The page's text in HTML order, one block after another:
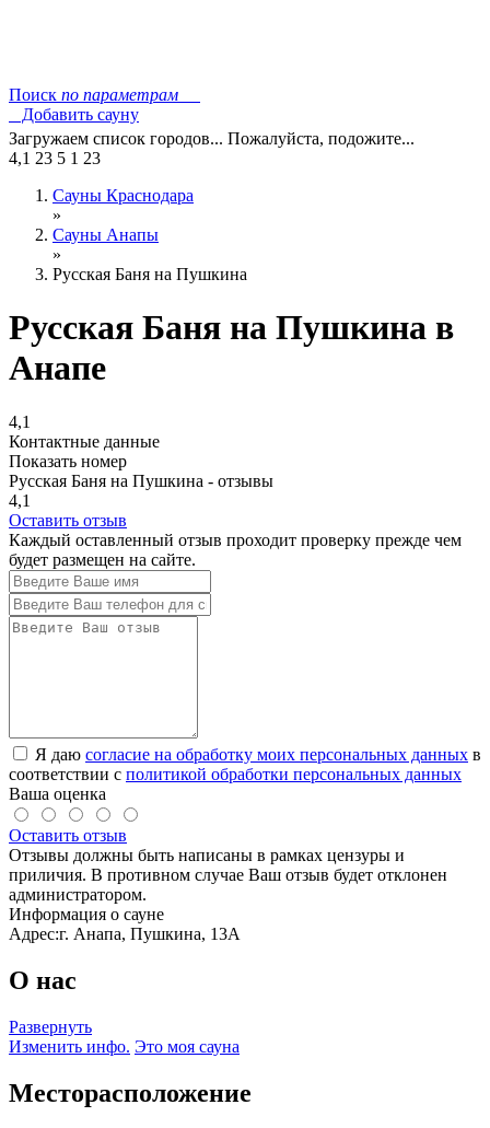
Поиск по параметрам
Добавить сауну
Загружаем список городов... Пожалуйста, подожите...
4,1 23 5 1 23
Сауны Краснодара
»
Сауны Анапы
»
Русская Баня на Пушкина
Русская Баня на Пушкина в
Анапе
4,1
Контактные данные
Показать номер
Русская Баня на Пушкина - отзывы
4,1
Оставить отзыв
Каждый оставленный отзыв проходит проверку прежде чем
будет размещен на сайте.
Я даю согласие на обработку моих персональных данных в
соответствии с политикой обработки персональных данных
Ваша оценка
Оставить отзыв
Отзывы должны быть написаны в рамках цензуры и
приличия. В противном случае Ваш отзыв будет отклонен
администратором.
Информация о сауне
Адрес:г. Анапа, Пушкина, 13А
О нас
Развернуть
Изменить инфо. Это моя сауна
Месторасположение